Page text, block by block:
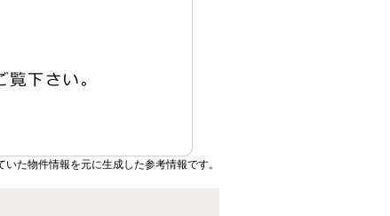
た物件情報を元に生成した参考情報です。